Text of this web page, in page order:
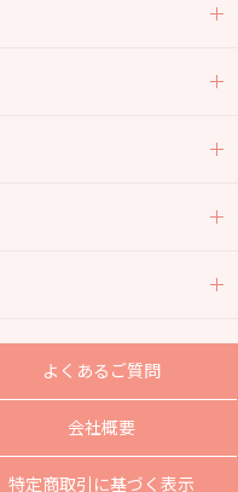
よくあるご質問
会社概要
特定商取引に基づく表示